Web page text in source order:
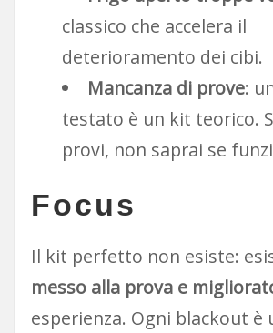
classico che accelera il
deterioramento dei cibi.
Mancanza di prove:
testato è un kit teorico.
provi, non saprai se
Focus
Il kit perfetto non esiste:
messo alla prova e
esperienza. Ogni blackout è